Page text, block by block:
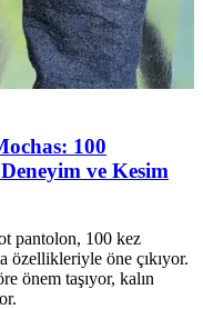
100
ve Kesim
pantolon, 100 kez
özellikleriyle öne çıkıyor.
önem taşıyor, kalın